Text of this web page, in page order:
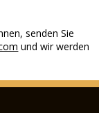
senden Sie
und wir werden